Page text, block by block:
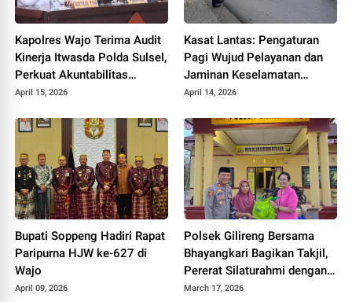
Kapolres Wajo Terima Audit
Kinerja Itwasda Polda Sulsel,
Perkuat Akuntabilitas
Organisasi
April 15, 2026
Kasat Lantas: Pengaturan
Pagi Wujud Pelayanan dan
Jaminan Keselamatan
Pengguna Jalan
April 14, 2026
Bupati Soppeng Hadiri Rapat
Paripurna HJW ke-627 di
Wajo
April 09, 2026
Polsek Gilireng Bersama
Bhayangkari Bagikan Takjil,
Pererat Silaturahmi dengan
Masyarakat
March 17, 2026